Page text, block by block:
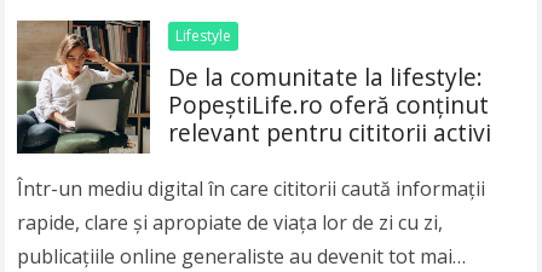
Lifestyle
De la comunitate la lifestyle:
PopeștiLife.ro oferă conținut
relevant pentru cititorii activi
Într-un mediu digital în care cititorii caută informații
rapide, clare și apropiate de viața lor de zi cu zi,
publicațiile online generaliste au devenit tot mai